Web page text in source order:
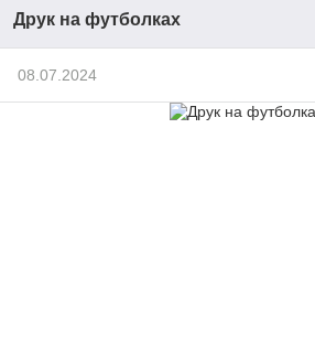
Друк на футболках
08.07.2024